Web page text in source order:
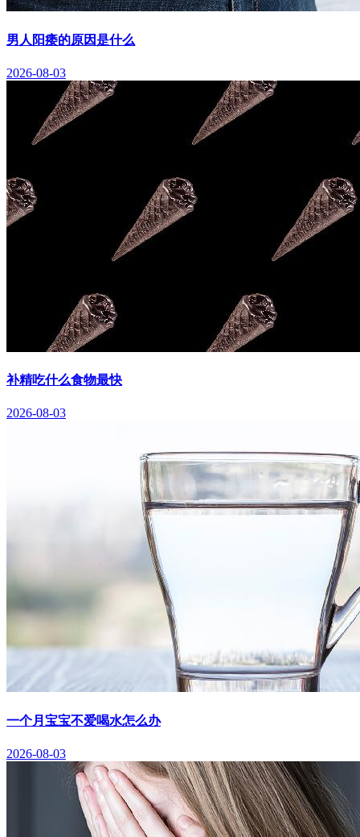
男人阳痿的原因是什么
2026-08-03
补精吃什么食物最快
2026-08-03
一个月宝宝不爱喝水怎么办
2026-08-03